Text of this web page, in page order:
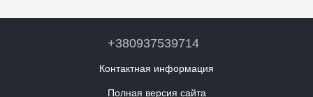
+380937539714
Контактная информация
Полная версия сайта